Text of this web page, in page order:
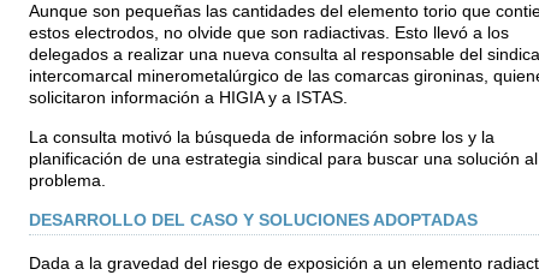
Aunque son pequeñas las cantidades del elemento torio que
estos electrodos, no olvide que son radiactivas. Esto llevó a los
delegados a realizar una nueva consulta al responsable del
intercomarcal minerometalúrgico de las comarcas gironinas,
solicitaron información a HIGIA y a ISTAS.
La consulta motivó la búsqueda de información sobre los y la
planificación de una estrategia sindical para buscar una solución al
problema.
DESARROLLO DEL CASO Y SOLUCIONES ADOPTADAS
Dada a la gravedad del riesgo de exposición a un elemento